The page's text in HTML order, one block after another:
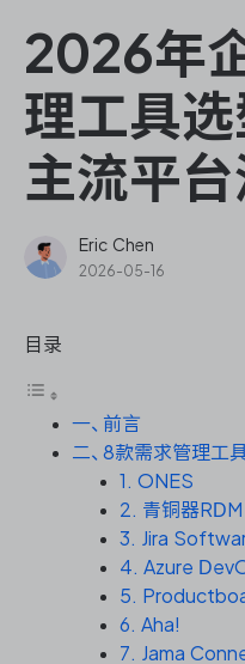
ONES Assistant
测试管理
研发效能管理
资源和工时管理
2026年
理工具选
主流平
Eric Chen
2026-05-16
目录
一、前言
二、8款需求管理工
1. ONES
2. 青铜器RDM
3. Jira
4. Azure
5.
6. Aha!
7. Jama